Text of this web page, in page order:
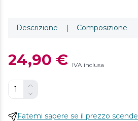
Descrizione | Composizione
24,90 € IVA inclusa
Fatemi sapere se il prezzo scende